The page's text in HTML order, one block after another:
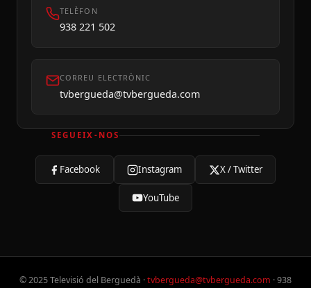
TELÈFON
938 221 502
CORREU ELECTRÒNIC
tvbergueda@tvbergueda.com
SEGUEIX-NOS
Facebook Instagram X / Twitter
YouTube
© 2025 Televisió del Berguedà ·tvbergueda@tvbergueda.com · 938